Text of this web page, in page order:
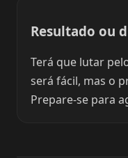
Resultado ou
Terá que lutar
será fácil, mas o
Prepare-se para